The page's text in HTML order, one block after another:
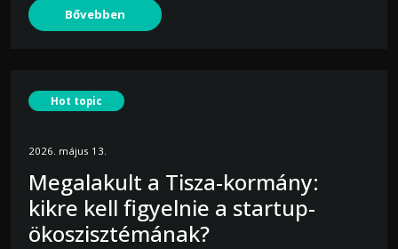
Bővebben
Hot topic
2026. május 13.
Megalakult a Tisza-kormány:
kikre kell figyelnie a startup-
ökoszisztémának?